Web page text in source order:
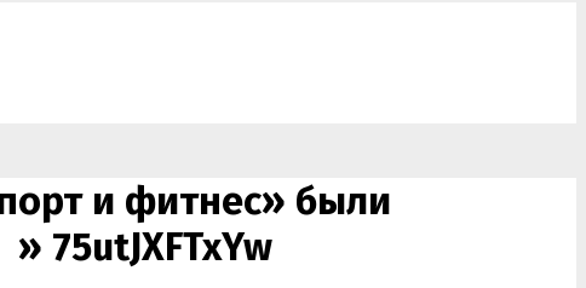
и фитнес» были
» 75utJXFTxYw